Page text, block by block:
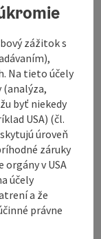
all year
and
round
to May
or
zážitok s
Na tieto účely
(analýza,
byť niekedy
USA) (čl.
úroveň
záruky
orgány v USA
účely
a že
právne